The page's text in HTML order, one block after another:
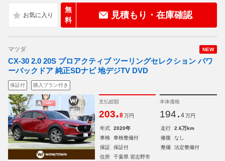
無
料
見積もり・在庫確認
NEW
マツダ
CX-30 2.0 20S プロアクティブ ツーリングセレクション パワ
ーバックドア 純正SDナビ 地デジTV DVD
保証付 購入プラン付き
支払総額
203.8 万円
本体価格
194. 4 万円
年式 2020年 走行
2.6万km
車検
車検整備付 修復
なし
保証
保証付 整備
法定整備付
住所
千葉県 習志野市